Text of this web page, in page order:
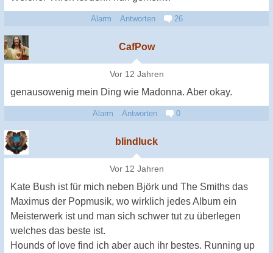
Alarm Antworten 26
CafPow
Vor 12 Jahren
genausowenig mein Ding wie Madonna. Aber okay.
Alarm Antworten 0
blindluck
Vor 12 Jahren
Kate Bush ist für mich neben Björk und The Smiths das
Maximus der Popmusik, wo wirklich jedes Album ein
Meisterwerk ist und man sich schwer tut zu überlegen
welches das beste ist.
Hounds of love find ich aber auch ihr bestes. Running up